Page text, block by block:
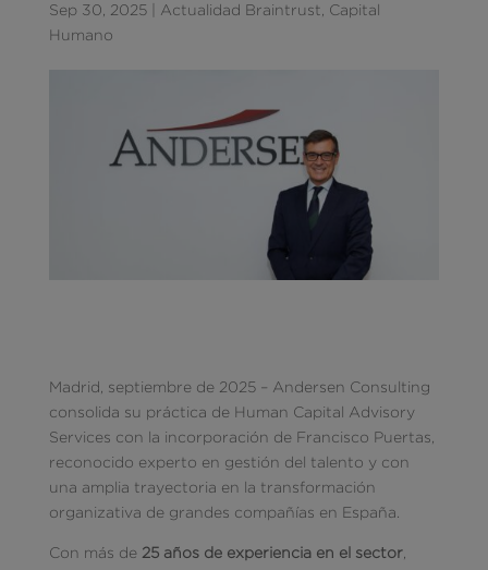
Sep 30, 2025| Actualidad Braintrust Capital
Humano
Madrid, septiembre de 2025 – Andersen Consulting
consolida su práctica de Human Capital Advisory
Services con la incorporación de Francisco Puertas,
reconocido experto en gestión del talento y con
una amplia trayectoria en la transformación
organizativa de grandes compañías en España.
Con más de 25 años de experiencia en el sector,